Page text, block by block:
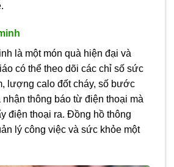
là một món quà hiện đại và
có thể theo dõi các chỉ số sức
lượng calo đốt cháy, số bước
thông báo từ điện thoại mà
điện thoại ra. Đồng hồ thông
lý công việc và sức khỏe một